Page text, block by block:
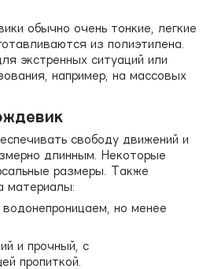
обычно очень тонкие, легкие
из полиэтилена.
экстренных ситуаций или
например, на массовых
свободу движений и
длинным. Некоторые
размеры. Также
материалы:
но менее
и прочный, с
пропиткой.